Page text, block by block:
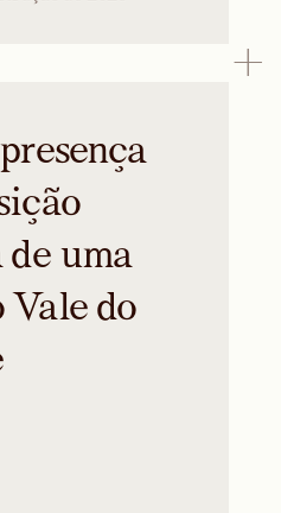
uma
Vale do